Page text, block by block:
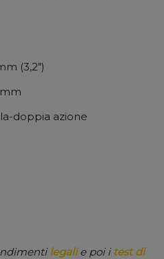
(3,2″)
mm
doppia azione
legali e poi i test di